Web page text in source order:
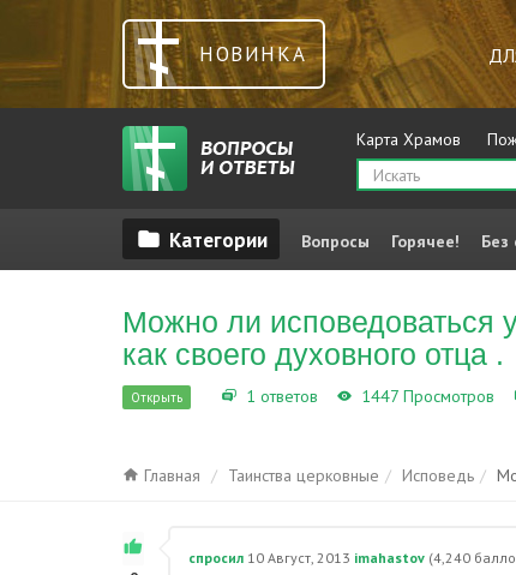
НОВИНКА
Карта Храмов
Вопросы Горячее! Без
Можно ли исповедоваться
как своего духовного отца .
Открыть 1 ответов 1447 Просмотров
Главная Таинства церковные Исповедь
спросил 10 Август, 2013 imahastov (4,240